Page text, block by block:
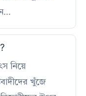
নিয়ে
খুঁজে